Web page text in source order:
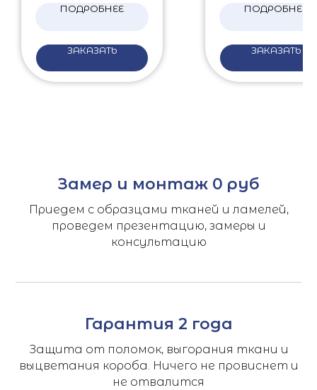
ПОДРОБНЕЕ
ЗАКАЗАТЬ
ПОДРОБНЕЕ
ЗАКАЗАТЬ
Замер и монтаж 0 руб
Приедем с образцами тканей и ламелей,
проведем презентацию, замеры и
консультацию
Гарантия 2 года
Защита от поломок, выгорания ткани и
выцветания короба. Ничего не провиснет и
не отвалится